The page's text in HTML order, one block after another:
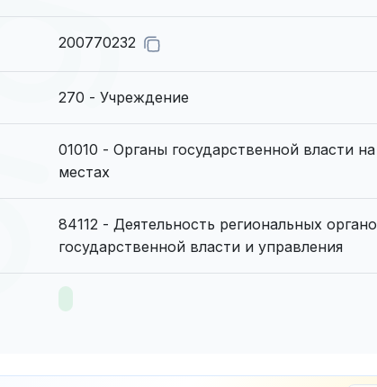
200770232
270 - Учреждение
01010 - Органы государственной власти на
местах
84112 - Деятельность региональных
государственной власти и управления